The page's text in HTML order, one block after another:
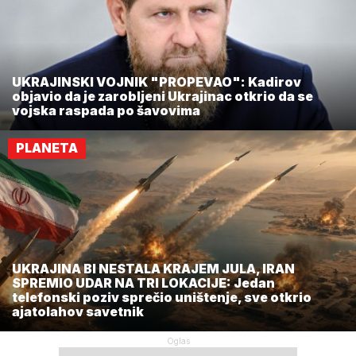
UKRAJINSKI VOJNIK "PROPEVAO": Kadirov
objavio da je zarobljeni Ukrajinac otkrio da se
vojska raspada po šavovima
PLANETA
UKRAJINA BI NESTALA KRAJEM JULA, IRAN
SPREMIO UDAR NA TRI LOKACIJE: Jedan
telefonski poziv sprečio uništenje, sve otkrio
ajatolahov savetnik